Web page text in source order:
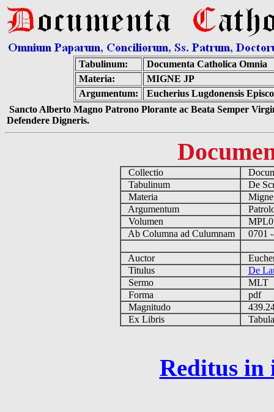
Tabulinum:
Documenta Catholica Omnia
Materia:
MIGNE JP
Argumentum:
Eucherius Lugdonensis
Sancto Alberto Magno Patrono Plorante ac Beata Semper
Defendere Digneris.
Collectio
Tabulinum
De
Materia
Argumentum
Volumen
Ab Columna ad Culumnam
0701
Auctor
Titulus
De
Sermo
MLT
Forma
pdf
Magnitudo
Ex Libris
Reditus in